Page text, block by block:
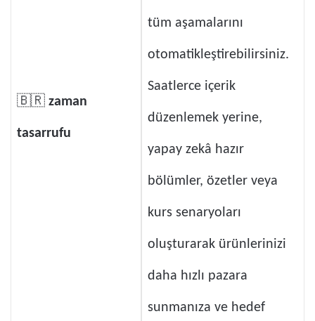
🇧🇷 zaman
tasarrufu
tüm aşamalarını
otomatikleştirebilirsiniz.
Saatlerce içerik
düzenlemek yerine,
yapay zekâ hazır
bölümler, özetler veya
kurs senaryoları
oluşturarak ürünlerinizi
daha hızlı pazara
sunmanıza ve hedef